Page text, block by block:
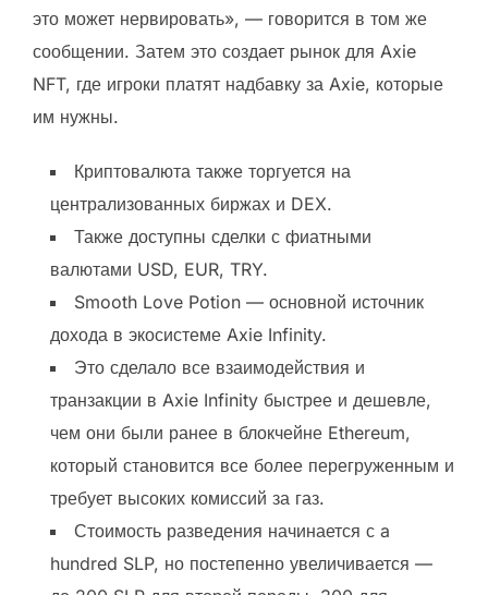
это может нервировать», — говорится в том же
сообщении. Затем это создает рынок для Axie
NFT, где игроки платят надбавку за Axie, которые
им нужны.
Криптовалюта также торгуется на
централизованных биржах и DEX.
Также доступны сделки с фиатными
валютами USD, EUR, TRY.
Smooth Love Potion — основной источник
дохода в экосистеме Axie Infinity.
Это сделало все взаимодействия и
транзакции в Axie Infinity быстрее и дешевле,
чем они были ранее в блокчейне Ethereum,
который становится все более перегруженным и
требует высоких комиссий за газ.
Стоимость разведения начинается с a
hundred SLP, но постепенно увеличивается —